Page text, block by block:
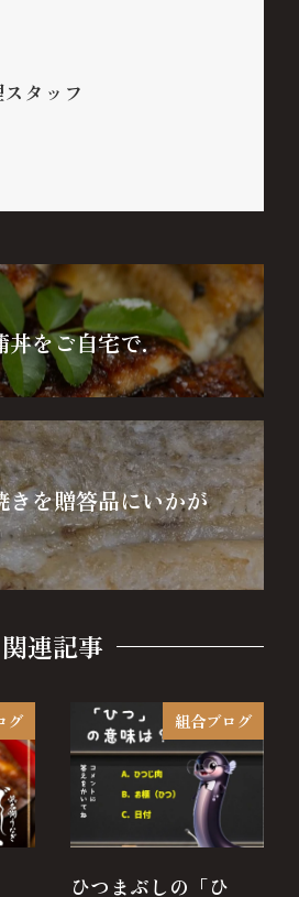
タッフ
丼をご自宅で.
きを贈答品にいかが
関連記事
グ 組合ブログ
ひつまぶしの「ひ